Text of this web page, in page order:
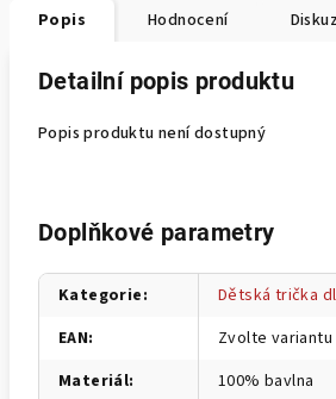
Popis Hodnocení
Detailní popis produktu
Popis produktu není dostupný
Doplňkové parametry
Kategorie:
Dětská trička
EAN:
Zvolte variantu
Materiál:
100% bavlna